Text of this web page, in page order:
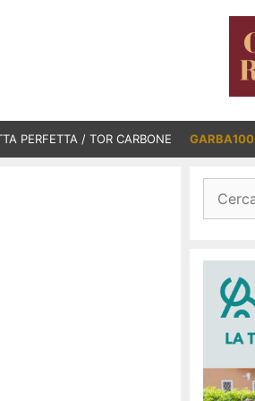
PERFETTA / TOR CARBONE GARBA100
per: